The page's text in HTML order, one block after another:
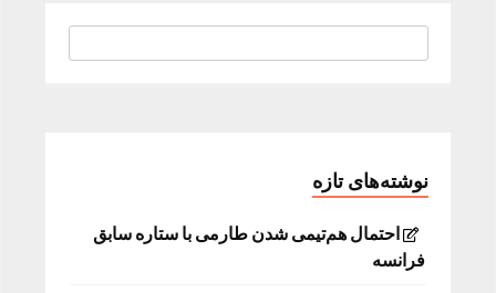
نوشته‌های تازه
احتمال هم‌تیمی شدن طارمی با ستاره سابق
فرانسه